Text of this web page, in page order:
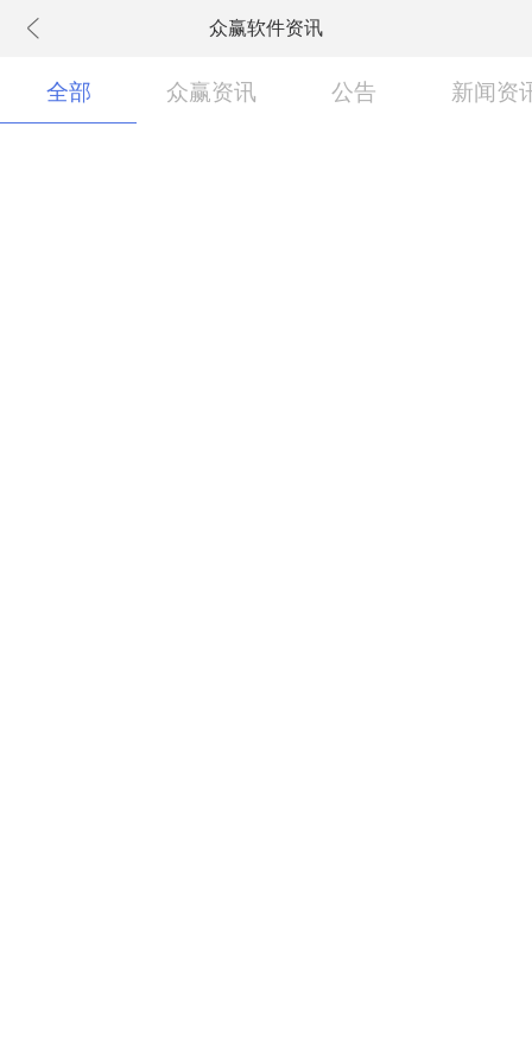
众赢软件资讯
全部 众赢资讯 公告 新闻资